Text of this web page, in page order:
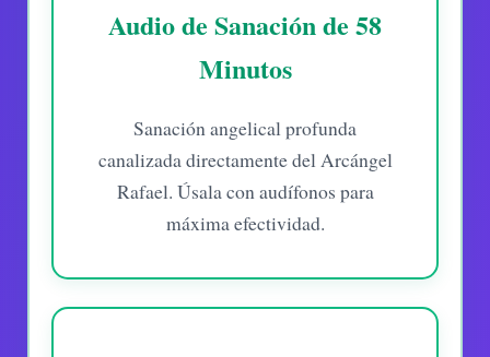
Audio de Sanación de 58
Minutos
Sanación angelical profunda
canalizada directamente del Arcángel
Rafael. Úsala con audífonos para
máxima efectividad.